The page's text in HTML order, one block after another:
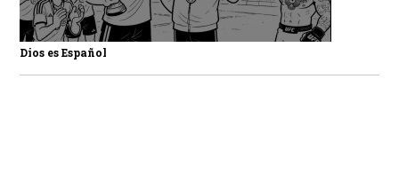
Dios es Español